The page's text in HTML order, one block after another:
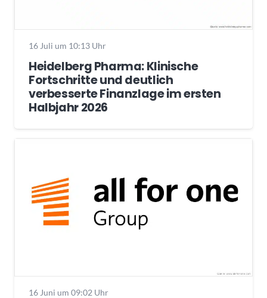
16 Juli um 10:13 Uhr
Heidelberg Pharma: Klinische
Fortschritte und deutlich
verbesserte Finanzlage im ersten
Halbjahr 2026
16 Juni um 09:02 Uhr